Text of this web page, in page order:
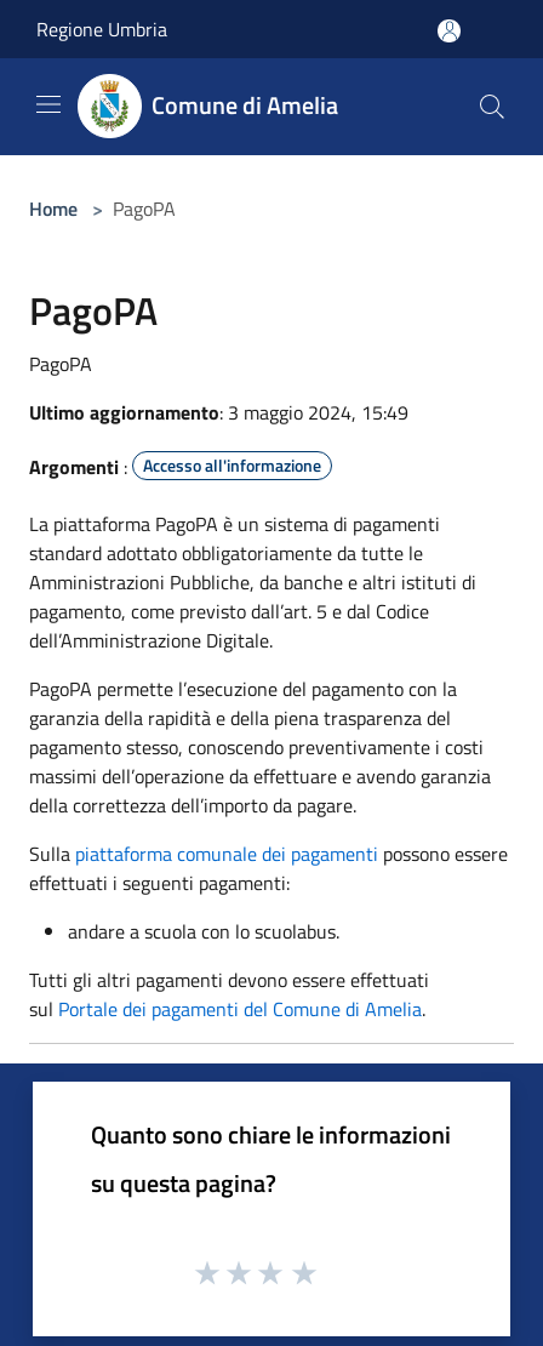
Regione Umbria
Comune di Amelia
Home > PagoPA
PagoPA
PagoPA
Ultimo aggiornamento: 3 maggio 2024, 15:49
Argomenti : Accesso all'informazione
La piattaforma PagoPA è un sistema di pagamenti
standard adottato obbligatoriamente da tutte le
Amministrazioni Pubbliche, da banche e altri istituti di
pagamento, come previsto dall’art. 5 e dal Codice
dell’Amministrazione Digitale.
PagoPA permette l’esecuzione del pagamento con la
garanzia della rapidità e della piena trasparenza del
pagamento stesso, conoscendo preventivamente i costi
massimi dell’operazione da effettuare e avendo garanzia
della correttezza dell’importo da pagare.
Sulla piattaforma comunale dei pagamenti possono essere
effettuati i seguenti pagamenti:
andare a scuola con lo scuolabus.
Tutti gli altri pagamenti devono essere effettuati
sul Portale dei pagamenti del Comune di Amelia.
Quanto sono chiare le informazioni
su questa pagina?